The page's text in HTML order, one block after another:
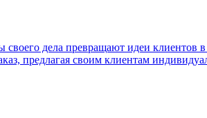
своего дела превращают идеи
предлагая своим клиентам